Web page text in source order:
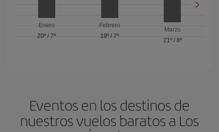
Enero
20º /7º
Febrero
19º / 7º
Marzo
21º/ 8º
Eventos en los destinos de
nuestros vuelos baratos a Los